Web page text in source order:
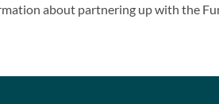
about partnering up with the